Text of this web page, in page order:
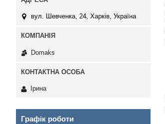
вул. Шевченка, 24, Харків, Україна
Domaks
Ірина
Графік роботи